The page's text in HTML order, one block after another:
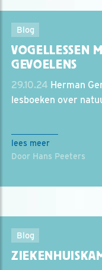
Blog
VOGELLESSEN
GEVOELENS
29.10.24 Herman
lesboeken over
lees meer
Door Hans Peeters
Blog